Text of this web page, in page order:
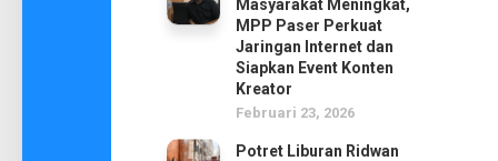
Masyarakat Meningkat,
MPP Paser Perkuat
Jaringan Internet dan
Siapkan Event Konten
Kreator
Februari 23, 2026
Potret Liburan Ridwan